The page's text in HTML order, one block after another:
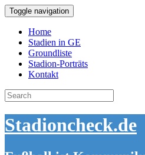
Toggle navigation
Home
Stadien in GE
Groundliste
Stadion-Porträts
Kontakt
Search
for:
Stadioncheck.de